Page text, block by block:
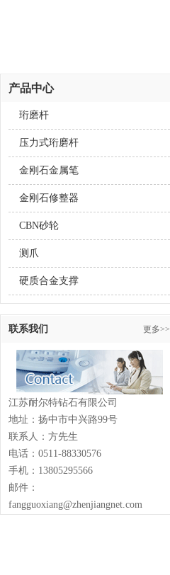
产品中心
珩磨杆
压力式珩磨杆
金刚石金属笔
金刚石修整器
CBN砂轮
测爪
硬质合金支撑
联系我们 更多>>
江苏耐尔特钻石有限公司
地址：扬中市中兴路99号
联系人：方先生
电话：0511-88330576
手机：13805295566
邮件：
fangguoxiang@zhenjiangnet.com